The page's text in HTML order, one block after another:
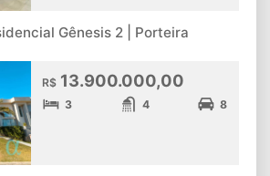
Gênesis 2 | Porteira
R$ 13.900.000,00
3 4 8